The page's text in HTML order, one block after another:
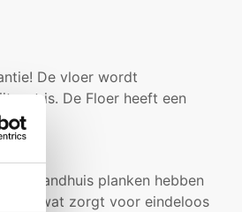
De vloer wordt
is. De Floer heeft een
Landhuis planken hebben
wat zorgt voor eindeloos